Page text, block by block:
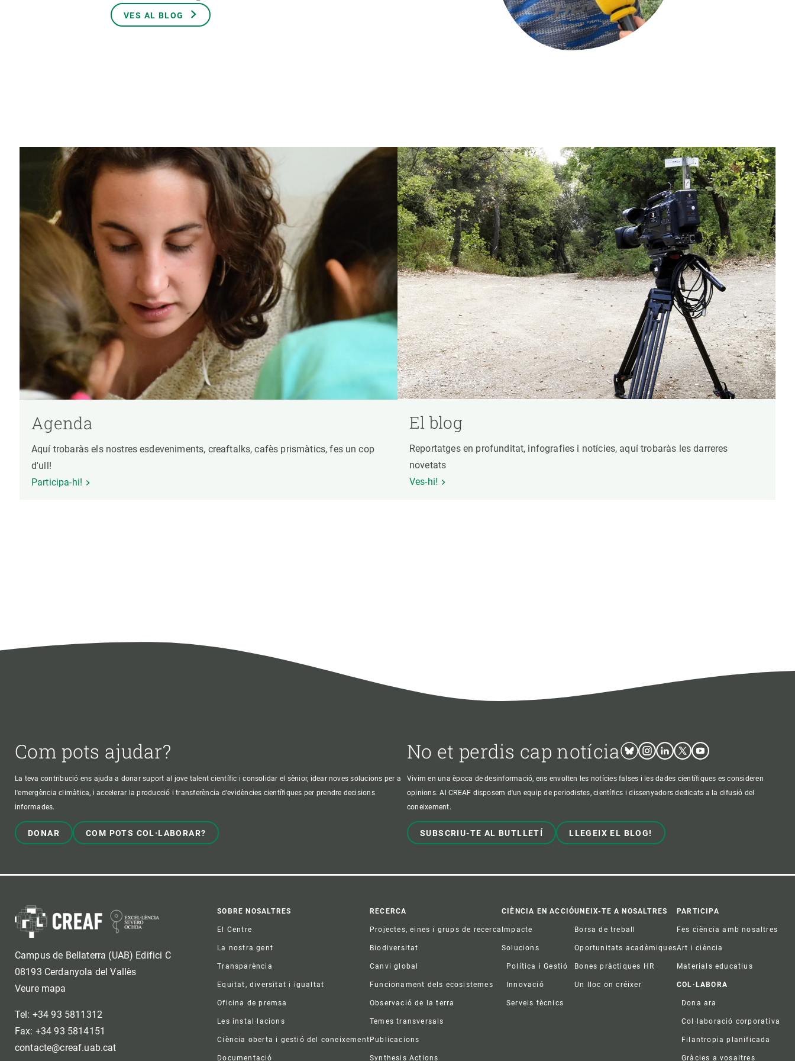
VES AL BLOG
Agenda
Aquí trobaràs els nostres esdeveniments, creaftalks, cafès prismàtics, fes un cop
d'ull!
Participa-hi!
El blog
Reportatges en profunditat, infografies i notícies, aquí trobaràs les darreres
novetats
Ves-hi!
Com pots ajudar?
La teva contribució ens ajuda a donar suport al jove talent científic i consolidar el sènior, idear noves solucions per a
l'emergència climàtica, i accelerar la producció i transferència d’evidències científiques per prendre decisions
informades.
DONAR COM POTS COL·LABORAR?
No et perdis cap notícia BlueskyInstagram
LinkedinTwitterYoutube
Vivim en una època de desinformació, ens envolten les notícies falses i les dades científiques es consideren
opinions. Al CREAF disposem d'un equip de periodistes, científics i dissenyadors dedicats a la difusió del
coneixement.
SUBSCRIU-TE AL BUTLLETÍ LLEGEIX EL BLOG!
Campus de Bellaterra (UAB) Edifici C
08193 Cerdanyola del Vallès
Veure mapa
Tel: +34 93 5811312
Fax: +34 93 5814151
contacte@creaf.uab.cat
Footer
SOBRE NOSALTRES
El Centre
La nostra gent
Transparència
Equitat, diversitat i igualtat
Oficina de premsa
Les instal·lacions
Ciència oberta i gestió del coneixement
Documentació
RECERCA
Projectes, eines i grups de recerca
Biodiversitat
Canvi global
Funcionament dels ecosistemes
Observació de la terra
Temes transversals
Publicacions
Synthesis Actions
CIÈNCIA EN ACCIÓ
Impacte
Solucions
Política i Gestió
Innovació
Serveis tècnics
UNEIX-TE A NOSALTRES
Borsa de treball
Oportunitats acadèmiques
Bones pràctiques HR
Un lloc on créixer
PARTICIPA
Fes ciència amb nosaltres
Art i ciència
Materials educatius
COL·LABORA
Dona ara
Col·laboració corporativa
Filantropia planificada
Gràcies a vosaltres
Observació de la terra
Temes transversals
Programa de màsters i doctorat Biodiversitat
Canvi global